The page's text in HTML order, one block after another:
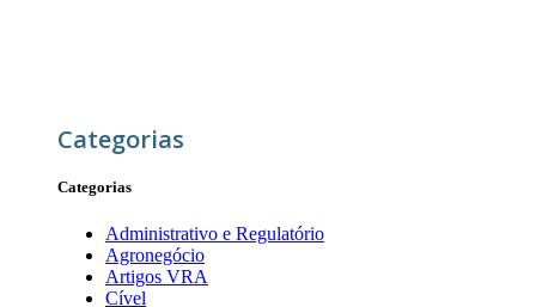
Categorias
Categorias
Administrativo e Regulatório
Agronegócio
Artigos VRA
Cível